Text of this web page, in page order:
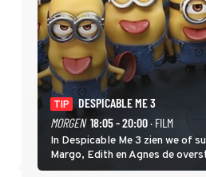
TIP
DESPICABLE ME 3
MORGEN 18:05 - 20:00· FILM
In Despicable Me 3 zien we of
Margo, Edith en Agnes de
blijven.